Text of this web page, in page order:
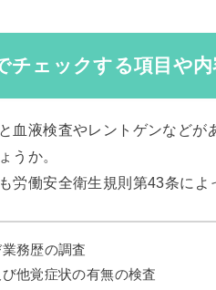
チェックする項目や内
血液検査やレントゲンなど
うか。
労働安全衛生規則第43条によ
務歴の調査
他覚症状の有無の検査